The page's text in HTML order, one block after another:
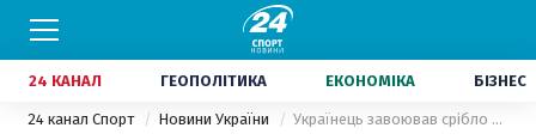
24 КАНАЛ ГЕОПОЛІТИКА ЕКОНОМІКА БІЗНЕС
24 канал Спорт Новини України Українець завоював срібло на Чемпіонаті світу з велоспорту